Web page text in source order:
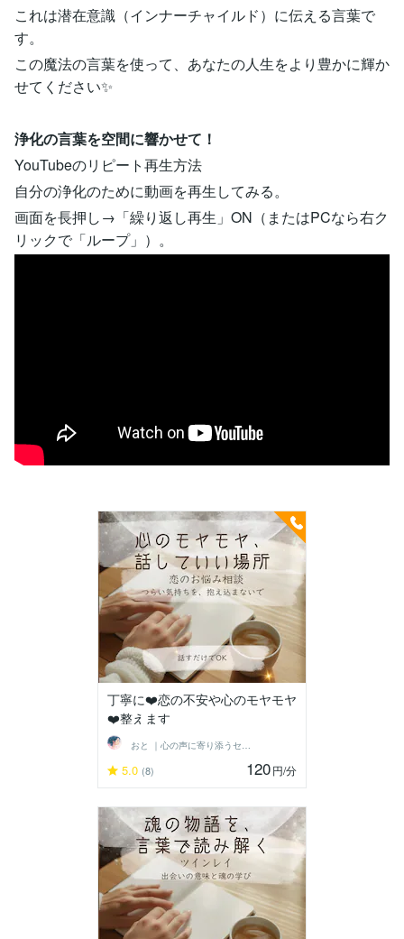
これは潜在意識（インナーチャイルド）に伝える言葉で
す。
この魔法の言葉を使って、あなたの人生をより豊かに輝か
せてください✨
浄化の言葉を空間に響かせて！
YouTubeのリピート再生方法
自分の浄化のために動画を再生してみる。
画面を長押し→「繰り返し再生」ON（またはPCなら右ク
リックで「ループ」）。
丁寧に❤️恋の不安や心のモヤモヤ
❤️整えます
おと ｜心の声に寄り添うセラピスト
5.0 (8) 120円/分